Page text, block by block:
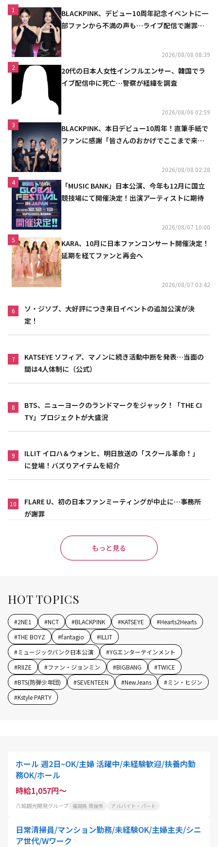
1
BLACKPINK、デビュー10周年記念イベントに一
部ファンから不満の声も…ライブ配信で謝罪
2026/08/08 08:39
2
20代の日本人女性インフルエンサー、韓国でラ
イブ配信中に死亡…警察が経緯を調査
2026/08/06 02:59
3
BLACKPINK、本日デビュー10周年！直筆手紙で
ファンに感謝「皆さんのおかげでここまで来ら
2026/08/08 02:28
4
「MUSIC BANK」日本公演、今年も12月に国立
競技場にて開催決定！出演アーティストに期待
2026/08/07 10:00
5
KARA、10月に日本ファンコンサート開催決定！
延期を経てファンと再会へ
2026/08/07 03:42
6
ソ・ジソブ、大好評につき来日イベントの追加公演が決
定！
7
KATSEYE ソフィア、マノンに続き活動中断を発表…当面の
間は4人体制に（公式）
8
BTS、ニューヨークのランドマークをジャック！「THE CI
TY」プロジェクトが大盛況
9
ILLIT イロハ＆ウォンヒ、明日放送の「スクール革命！」
に登場！バズりアイテムを紹介
10
FLARE U、初の日本ファンミーティングが中止に…事務所
が謝罪
もっと見る
HOT TOPICS
#2NE1 #NCT #BLACKPINK #KATSEYE #Hearts2Hearts
#THE BOYZ #fantagio #ILLIT
#ミュージックバンク日本公演 #YGエンターテインメント
#RIIZE #ファン・ジョンミン #BIGBANG #TWICE
#BTS(防弾少年団) #SEVENTEEN #NewJeans #ミン・ヒジン
#Kstyle PARTY
ホール 週2日~OK/主婦 活躍中/未経験歓迎/扶養内勤
務OK/ホール
時給1,057円～
八城観光開発グループ 福岡県 筑後市 アルバイト・パート
日常清掃員/マンション勤務/未経験OK/主婦主夫/シニ
ア世代/Wワーク